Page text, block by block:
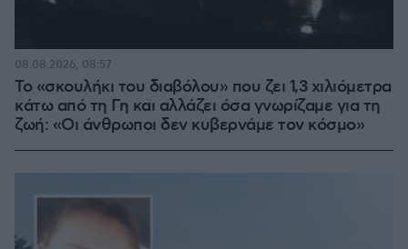
Το «σκουλήκι του διαβόλου» που ζει 1,3 χιλιόμετρα
κάτω από τη Γη και αλλάζει όσα γνωρίζαμε για τη
ζωή: «Οι άνθρωποι δεν κυβερνάμε τον κόσμο»
08.08.2026, 08:57